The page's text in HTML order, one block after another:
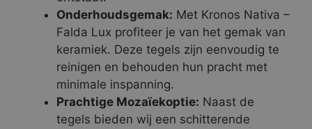
Onderhoudsgemak: Met Kronos Nativa –
Falda Lux profiteer je van het gemak van
keramiek. Deze tegels zijn eenvoudig te
reinigen en behouden hun pracht met
minimale inspanning.
Prachtige Mozaïekoptie: Naast de
tegels bieden wij een schitterende